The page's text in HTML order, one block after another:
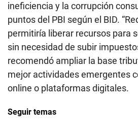
ineficiencia y la corrupción
puntos del PBI según el BID.
permitiría liberar recursos para
sin necesidad de subir
recomendó ampliar la base
mejor actividades emergentes
online o plataformas digitales.
Seguir temas